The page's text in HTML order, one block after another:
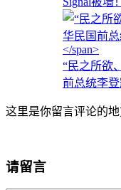
“民之所欲
前总统李
这里是你留言评论的地
请留言